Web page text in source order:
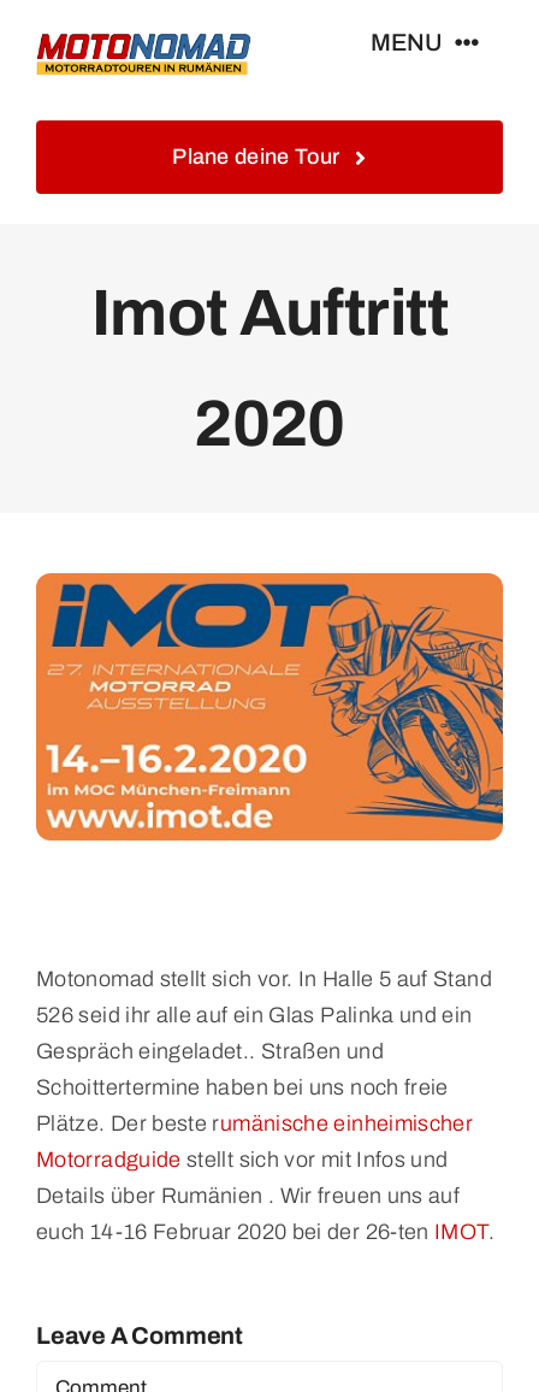
MENU
Touren&Reisen
Plane deine Tour
Imot Auftritt
2020
Motonomad stellt sich vor. In Halle 5 auf Stand
526 seid ihr alle auf ein Glas Palinka und ein
Gespräch eingeladet.. Straßen und
Schoittertermine haben bei uns noch freie
Plätze. Der beste rumänische einheimischer
Motorradguide stellt sich vor mit Infos und
Details über Rumänien . Wir freuen uns auf
euch 14-16 Februar 2020 bei der 26-ten IMOT.
Leave A Comment
Comment